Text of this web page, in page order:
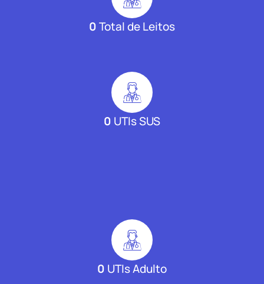
0Total de Leitos
0 UTIs SUS
0 UTIs Adulto